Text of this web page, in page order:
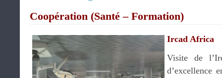
Coopération (Santé – Formation)
Ircad Africa
Visite de
d’excellence